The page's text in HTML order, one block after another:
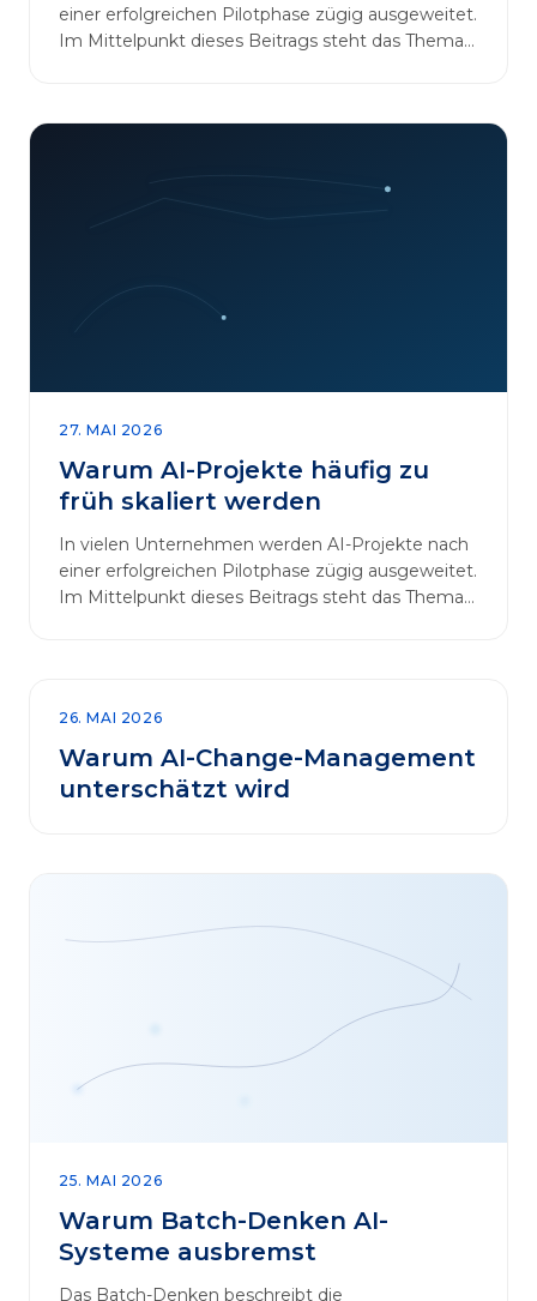
einer erfolgreichen Pilotphase zügig ausgeweitet.
Im Mittelpunkt dieses Beitrags steht das Thema
27. MAI 2026
Warum AI-Projekte häufig zu
früh skaliert werden
In vielen Unternehmen werden AI-Projekte nach
einer erfolgreichen Pilotphase zügig ausgeweitet.
Im Mittelpunkt dieses Beitrags steht das Thema
26. MAI 2026
Warum AI-Change-Management
unterschätzt wird
25. MAI 2026
Warum Batch-Denken AI-
Systeme ausbremst
Das Batch-Denken beschreibt die